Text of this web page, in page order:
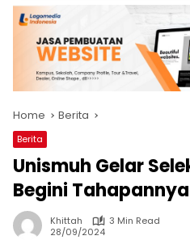
Home Berita
Berita
Unismuh Gelar
Begini Tahapannya
Khittah
3 Min Read
28/09/2024